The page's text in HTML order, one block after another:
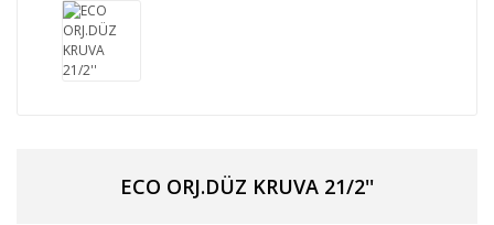
ECO ORJ.DÜZ KRUVA 21/2''